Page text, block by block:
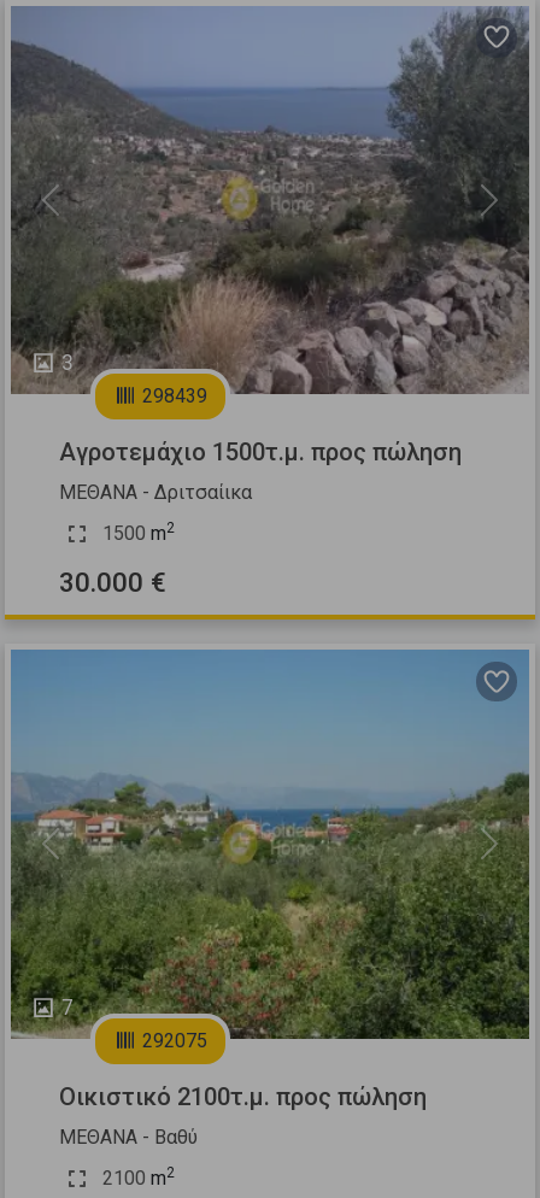
3
Previous Next
298439
Αγροτεμάχιο 1500τ.μ. προς πώληση
ΜΕΘΑΝΑ - Δριτσαίικα
1500 m2
30.000 €
7
Previous Next
292075
Οικιστικό 2100τ.μ. προς πώληση
ΜΕΘΑΝΑ - Βαθύ
2100 m2